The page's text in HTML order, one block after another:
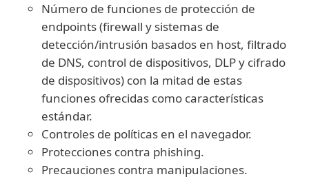
Número de funciones de protección de
endpoints (firewall y sistemas de
detección/intrusión basados en host, filtrado
de DNS, control de dispositivos, DLP y cifrado
de dispositivos) con la mitad de estas
funciones ofrecidas como características
estándar.
Controles de políticas en el navegador.
Protecciones contra phishing.
Precauciones contra manipulaciones.